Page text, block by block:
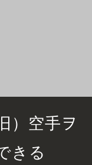
）空手ヲ
きる